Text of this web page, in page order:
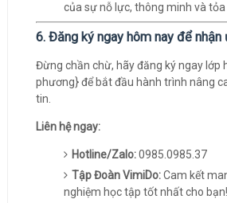
của sự nỗ lực, thông minh và tỏa
6. Đăng ký ngay hôm nay để nhận
Đừng chần chừ, hãy đăng ký ngay lớp
phương} để bắt đầu hành trình nâng
tin.
Liên hệ ngay:
Hotline/Zalo:0985.0985.37
Tập Đoàn VimiDo:Cam kết
nghiệm học tập tốt nhất cho bạn!